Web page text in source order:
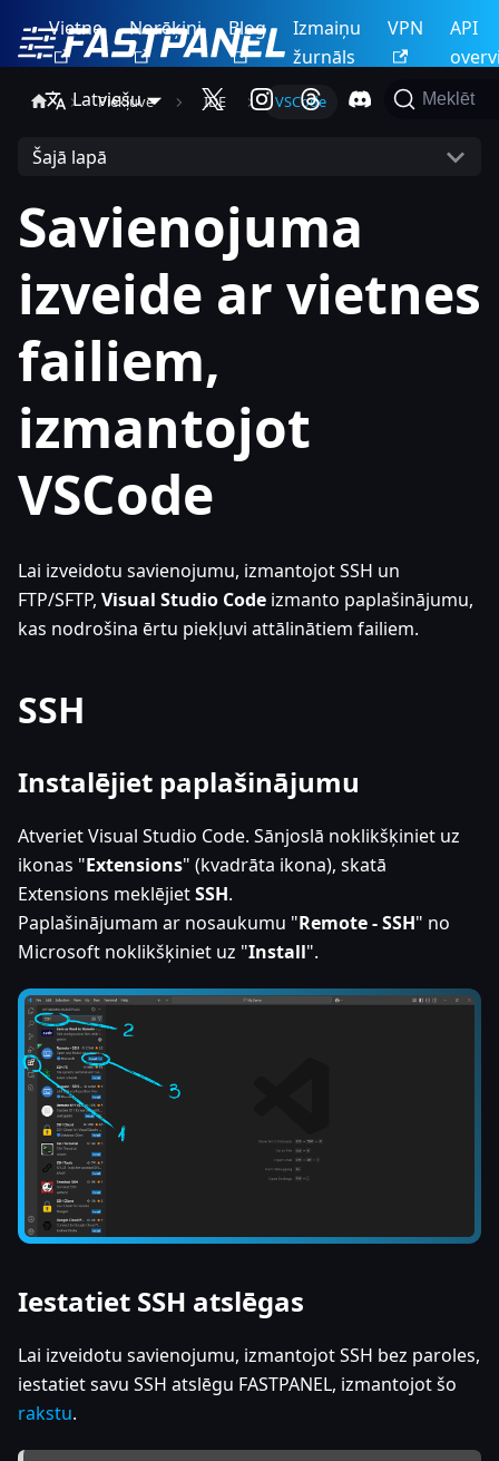
Vietne Norēķini Blog
Izmaiņu
žurnāls
VPN
API
Latviešu
Meklēt
Piekļuve IDE VSCode
Šajā lapā
Savienojuma
izveide ar vietnes
failiem,
izmantojot
VSCode
Lai izveidotu savienojumu, izmantojot SSH un
FTP/SFTP, Visual Studio Code izmanto paplašinājumu,
kas nodrošina ērtu piekļuvi attālinātiem failiem.
SSH
Instalējiet paplašinājumu
Atveriet Visual Studio Code. Sānjoslā noklikšķiniet uz
ikonas "Extensions" (kvadrāta ikona), skatā
Extensions meklējietSSH.
Paplašinājumam ar nosaukumu "Remote - SSH" no
Microsoft noklikšķiniet uz "Install".
Iestatiet SSH atslēgas
Lai izveidotu savienojumu, izmantojot SSH bez paroles,
iestatiet savu SSH atslēgu FASTPANEL, izmantojot šo
rakstu.